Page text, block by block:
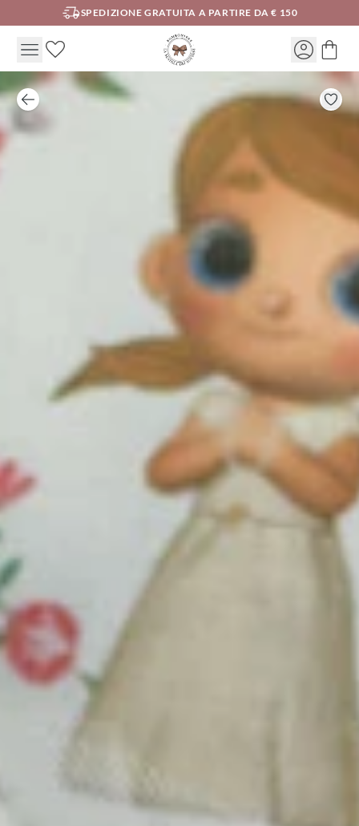
SPEDIZIONE GRATUITA A PARTIRE DA € 150